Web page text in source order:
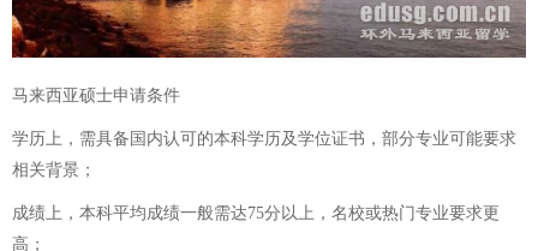
马来西亚硕士申请条件
学历上，需具备国内认可的本科学历及学位证书，部分专业可能要求
相关背景；
成绩上，本科平均成绩一般需达75分以上，名校或热门专业要求更
高；